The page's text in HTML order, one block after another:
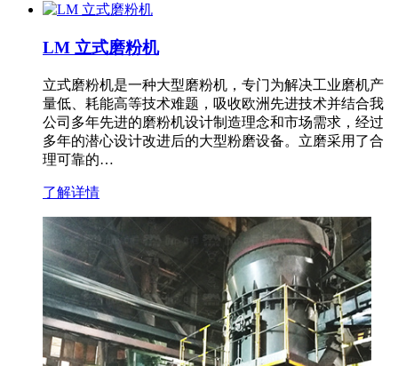
LM 立式磨粉机
立式磨粉机是一种大型磨粉机，专门为解决工业磨机产
量低、耗能高等技术难题，吸收欧洲先进技术并结合我
公司多年先进的磨粉机设计制造理念和市场需求，经过
多年的潜心设计改进后的大型粉磨设备。立磨采用了合
理可靠的…
了解详情